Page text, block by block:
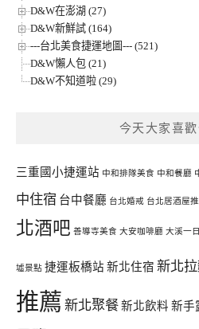
D&W在澎湖 (27)
D&W新鮮試 (164)
---台北美食捷運地圖--- (521)
D&W懶人包 (21)
D&W不知道啦 (29)
今天大家喜歡
三重國小捷運站 中和排隊美食 中和餐廳
中住宿 台中餐廳 台北婚戒 台北居酒屋
北酒吧 善導寺美食 大安咖啡廳 大溪一
墟景點 捷運板橋站 新北住宿 新北
推薦 新北聚餐新北飲料 新手